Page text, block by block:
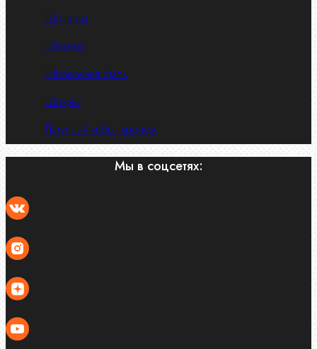
Шплинты
Шпонки
Шпоночная сталь
Штифты
Латунный и бр. крепеж
Мы в соцсетях: